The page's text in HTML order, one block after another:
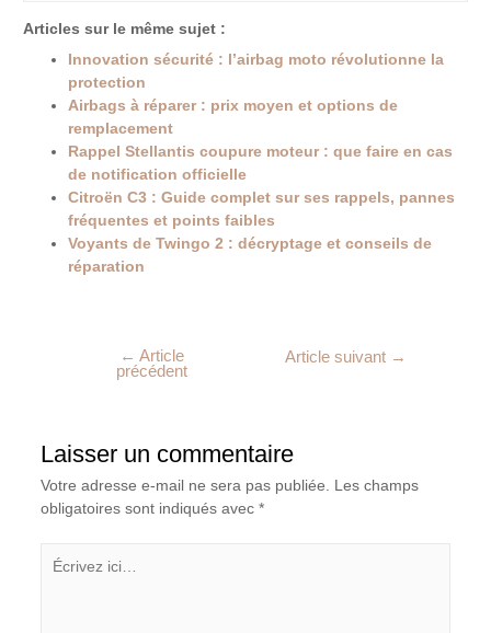
Articles sur le même sujet :
Innovation sécurité : l’airbag moto révolutionne la
protection
Airbags à réparer : prix moyen et options de
remplacement
Rappel Stellantis coupure moteur : que faire en cas
de notification officielle
Citroën C3 : Guide complet sur ses rappels, pannes
fréquentes et points faibles
Voyants de Twingo 2 : décryptage et conseils de
réparation
← Article
précédent
Article suivant →
Laisser un commentaire
Votre adresse e-mail ne sera pas publiée. Les champs
obligatoires sont indiqués avec *
ici…